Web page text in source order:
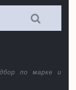
по марке и